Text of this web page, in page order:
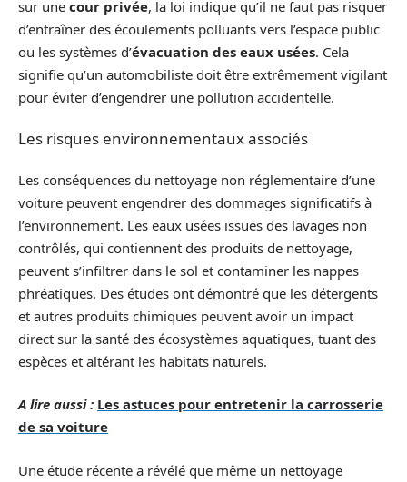
sur une cour privée, la loi indique qu’il ne faut pas risquer
d’entraîner des écoulements polluants vers l’espace public
ou les systèmes d’évacuation des eaux usées. Cela
signifie qu’un automobiliste doit être extrêmement vigilant
pour éviter d’engendrer une pollution accidentelle.
Les risques environnementaux associés
Les conséquences du nettoyage non réglementaire d’une
voiture peuvent engendrer des dommages significatifs à
l’environnement. Les eaux usées issues des lavages non
contrôlés, qui contiennent des produits de nettoyage,
peuvent s’infiltrer dans le sol et contaminer les nappes
phréatiques. Des études ont démontré que les détergents
et autres produits chimiques peuvent avoir un impact
direct sur la santé des écosystèmes aquatiques, tuant des
espèces et altérant les habitats naturels.
A lire aussi : Les astuces pour entretenir la carrosserie
de sa voiture
Une étude récente a révélé que même un nettoyage